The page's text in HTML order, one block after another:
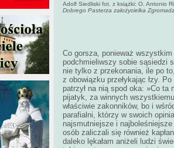
Adolf Siedliski fot. z książki: O. Antonio
Dobrego Pasterza założycielka
Co gorsza, ponieważ
podchmieliwszy sobie sąsiedzi
nie tylko z przekonania, ile po
z obowiązku przełykając łzy.
patrzył na nią spod oka: »Co ta
pijatyk, za winnych
właściwie zakonników, bo i
parafialni, którzy w swoich
najsmutniejsze i
osób zaliczali się również
daleko lękałam aniżeli ludzi